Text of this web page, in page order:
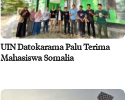
UIN Datokarama Palu Terima
Mahasiswa Somalia